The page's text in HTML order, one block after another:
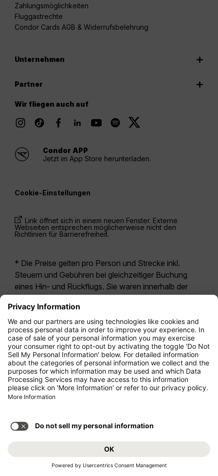
Zahlungsmöglichkeiten
Fluggastrechte
Condor Cards AGB & Widerrufsbelehrung
Unternehmen
Partner
Wir fliegen auch auf
Condor APP
Jetzt im App Store herunterladen.
Cookie-Einstellungen
Link öffnet sich in einem neuen Fenster. Externe
Webseiten entsprechen möglicherweise nicht den
Richtlinien für Barrierefreiheit.
* Die Preise gelten pro Person und Strecke inkl.
Steuern und Gebühren bei gleichzeitiger Buchung
eines Hin- und Rückflugs. Sie waren innerhalb der
möglicherweise nicht mehr aktuell. Bei den für die
Economy Class angegebenen Tarifen handelt es
sich i.d.R. um Economy Zero, unsere restriktivste
Tarifoption. Es können hierfür zusätzliche Gebühren
fürAufgabegepäck oder für andere optionale
Leistungen anfallen. Es gelten dieAllgemeinen
Geschäftsbedingungen .